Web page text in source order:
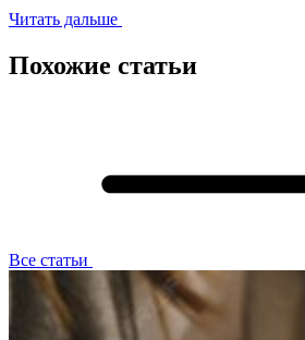
Читать дальше
Похожие статьи
Все статьи